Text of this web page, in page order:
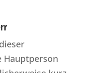
Hauptperson